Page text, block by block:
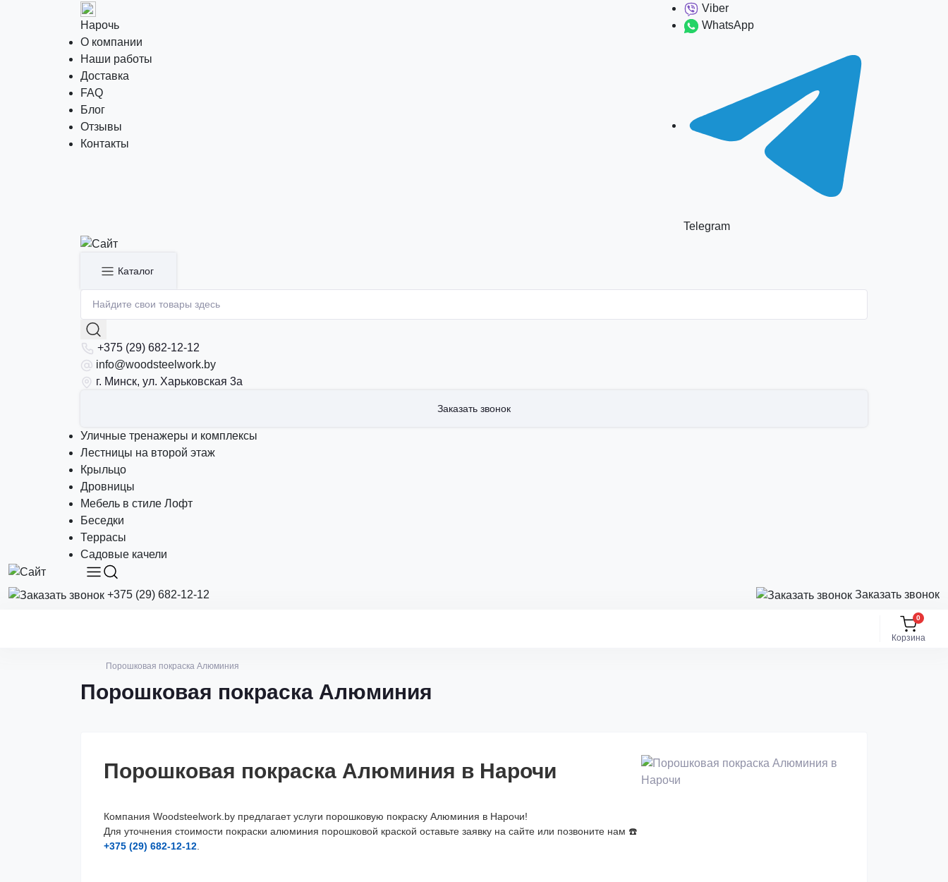
Нарочь
О компании
Наши работы
Доставка
FAQ
Блог
Отзывы
Контакты
Viber
WhatsApp
Telegram
Каталог
+375 (29) 682-12-12
info@woodsteelwork.by
г. Минск, ул. Харьковская 3а
Заказать звонок
Уличные тренажеры и комплексы
Лестницы на второй этаж
Крыльцо
Дровницы
Мебель в стиле Лофт
Беседки
Террасы
Садовые качели
+375 (29) 682-12-12 Заказать звонок
Корзина
0
Порошковая покраска Алюминия
Порошковая покраска Алюминия
Порошковая покраска Алюминия в Нарочи
Компания Woodsteelwork.by предлагает услуги порошковую покраску Алюминия в Нарочи!
Для уточнения стоимости покраски алюминия порошковой краской оставьте заявку на сайте или позвоните нам ☎️
+375 (29) 682-12-12